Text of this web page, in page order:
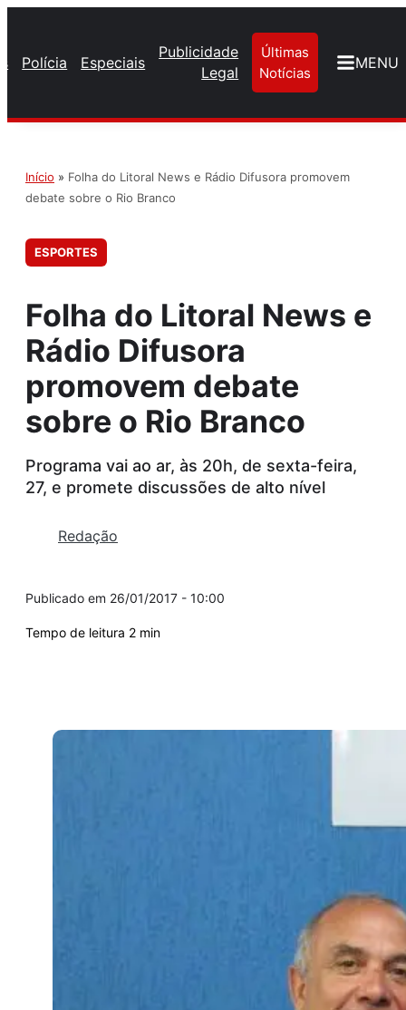
Polícia Especiais
Publicidade
Legal
Últimas
Notícias
MENU
Início » Folha do Litoral News e Rádio Difusora promovem
debate sobre o Rio Branco
ESPORTES
Folha do Litoral News e
Rádio Difusora
promovem debate
sobre o Rio Branco
Programa vai ao ar, às 20h, de sexta-feira,
27, e promete discussões de alto nível
Redação
26/01/2017 - 10:00